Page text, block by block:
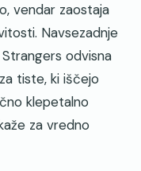
vendar zaostaja
Navsezadnje
odvisna
tiste, ki iščejo
klepetalno
za vredno